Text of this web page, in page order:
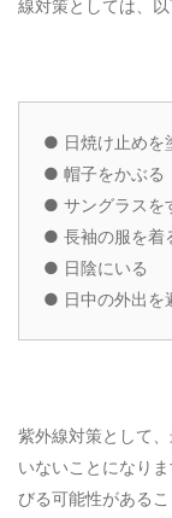
線対策としては、以
● 日焼け止めを
● 帽子をかぶる
● サングラスを
● 長袖の服を着
● 日陰にいる
● 日中の外出を
紫外線対策として
いないことになり
びる可能性がある